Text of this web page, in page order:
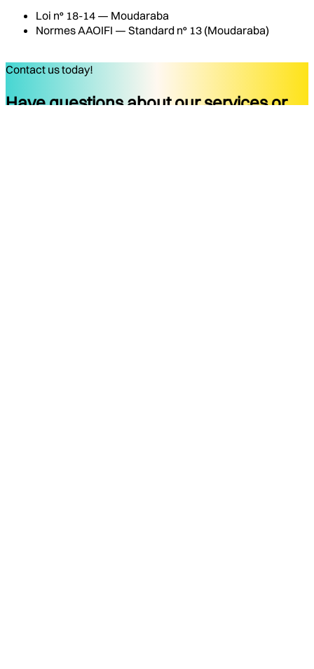
Loi n° 18-14 — Moudaraba
Normes AAOIFI — Standard n° 13 (Moudaraba)
Contact us today!
Have questions about our services or